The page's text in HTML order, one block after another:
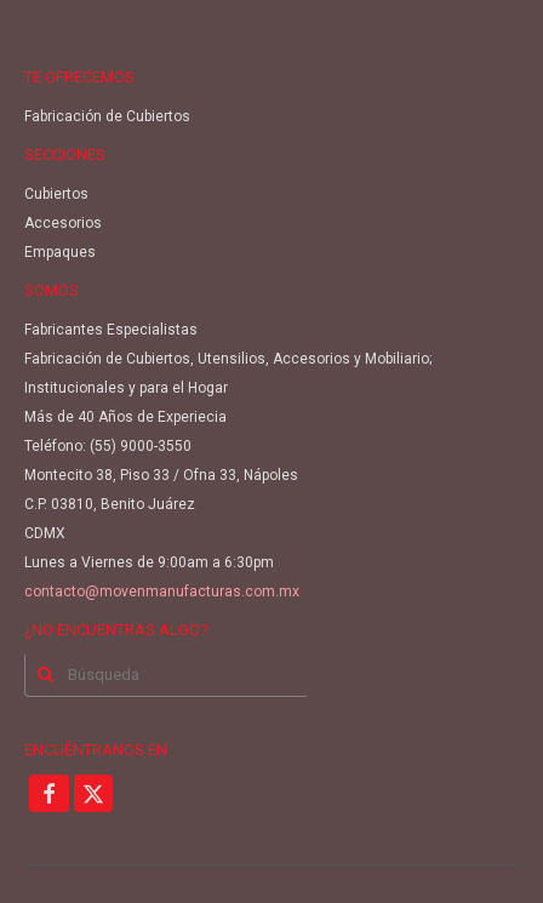
TE OFRECEMOS
Fabricación de Cubiertos
SECCIONES
Cubiertos
Accesorios
Empaques
SOMOS
Fabricantes Especialistas
Fabricación de Cubiertos, Utensilios, Accesorios y Mobiliario;
Institucionales y para el Hogar
Más de 40 Años de Experiecia
Teléfono: (55) 9000-3550
Montecito 38, Piso 33 / Ofna 33, Nápoles
C.P. 03810, Benito Juárez
CDMX
Lunes a Viernes de 9:00am a 6:30pm
contacto@movenmanufacturas.com.mx
¿NO ENCUENTRAS ALGO?
Buscar
ENCUÉNTRANOS EN